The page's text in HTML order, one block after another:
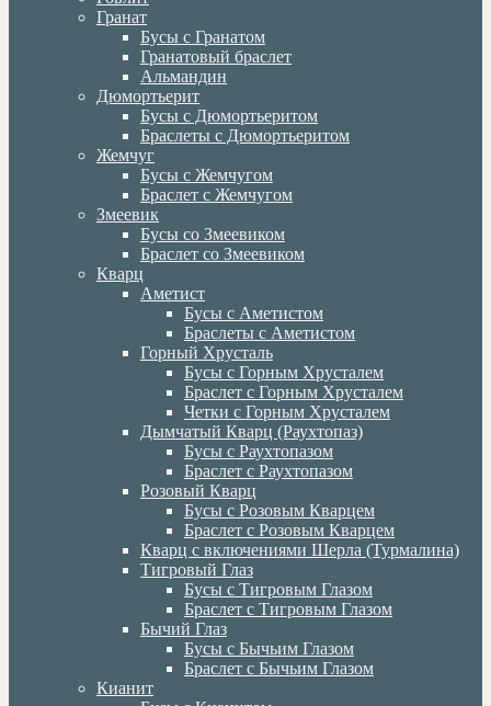
Гранат
Бусы с Гранатом
Гранатовый браслет
Альмандин
Дюмортьерит
Бусы с Дюмортьеритом
Браслеты с Дюмортьеритом
Жемчуг
Бусы с Жемчугом
Браслет с Жемчугом
Змеевик
Бусы со Змеевиком
Браслет со Змеевиком
Кварц
Аметист
Бусы с Аметистом
Браслеты с Аметистом
Горный Хрусталь
Бусы с Горным Хрусталем
Браслет с Горным Хрусталем
Четки с Горным Хрусталем
Дымчатый Кварц (Раухтопаз)
Бусы с Раухтопазом
Браслет с Раухтопазом
Розовый Кварц
Бусы с Розовым Кварцем
Браслет с Розовым Кварцем
Кварц с включениями Шерла (Турмалина)
Тигровый Глаз
Бусы с Тигровым Глазом
Браслет с Тигровым Глазом
Бычий Глаз
Бусы с Бычьим Глазом
Браслет с Бычьим Глазом
Кианит